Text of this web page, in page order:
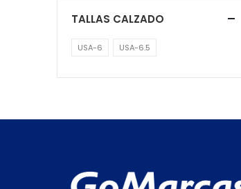
TALLAS CALZADO
USA-6 USA-6.5